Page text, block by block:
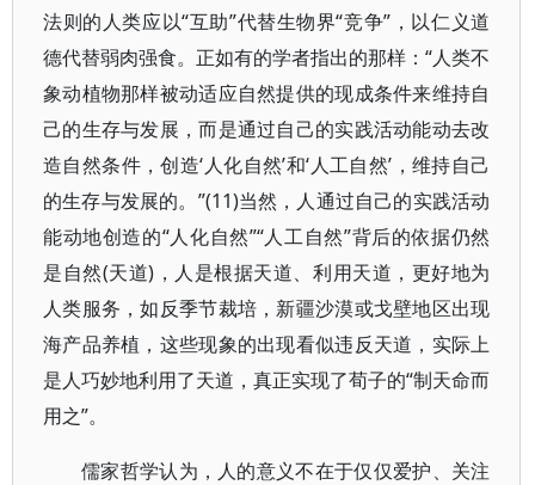
法则的人类应以“互助”代替生物界“竞争”，以仁义道
德代替弱肉强食。正如有的学者指出的那样：“人类不
象动植物那样被动适应自然提供的现成条件来维持自
己的生存与发展，而是通过自己的实践活动能动去改
造自然条件，创造‘人化自然’和‘人工自然’，维持自己
的生存与发展的。”(11)当然，人通过自己的实践活动
能动地创造的“人化自然”“人工自然”背后的依据仍然
是自然(天道)，人是根据天道、利用天道，更好地为
人类服务，如反季节裁培，新疆沙漠或戈壁地区出现
海产品养植，这些现象的出现看似违反天道，实际上
是人巧妙地利用了天道，真正实现了荀子的“制天命而
用之”。
儒家哲学认为，人的意义不在于仅仅爱护、关注